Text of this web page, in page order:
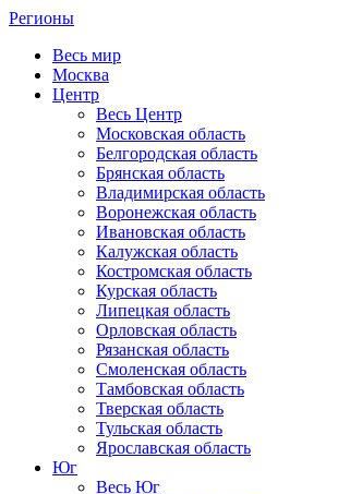
Регионы
Весь мир
Москва
Центр
Весь Центр
Московская область
Белгородская область
Брянская область
Владимирская область
Воронежская область
Ивановская область
Калужская область
Костромская область
Курская область
Липецкая область
Орловская область
Рязанская область
Смоленская область
Тамбовская область
Тверская область
Тульская область
Ярославская область
Юг
Весь Юг